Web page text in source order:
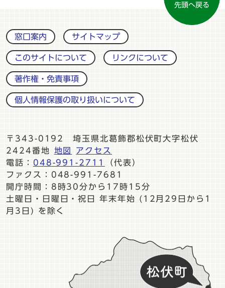
先頭へ戻る
窓口案内 サイトマップ
このサイトについて リンクについて
著作権・免責事項
個人情報保護の取り扱いについて
〒343-0192 埼玉県北葛飾郡松伏町大字松伏
2424番地
地図
アクセス
電話： 048-991-2711
（代表）
ファクス：048-991-7681
開庁時間：8時30分から17時15分
土曜日・日曜日・祝日 年末年始 (12月29日から1
月3日) を除く